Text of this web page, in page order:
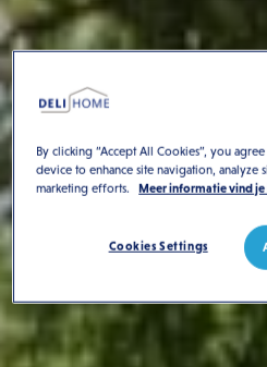
By clicking “Accept All Cookies”, you
device to enhance site navigation, analyze
marketing efforts.
Meer informatie vind je
Cookies Settings